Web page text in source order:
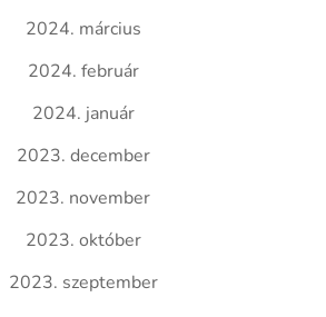
2024. március
2024. február
2024. január
2023. december
2023. november
2023. október
2023. szeptember